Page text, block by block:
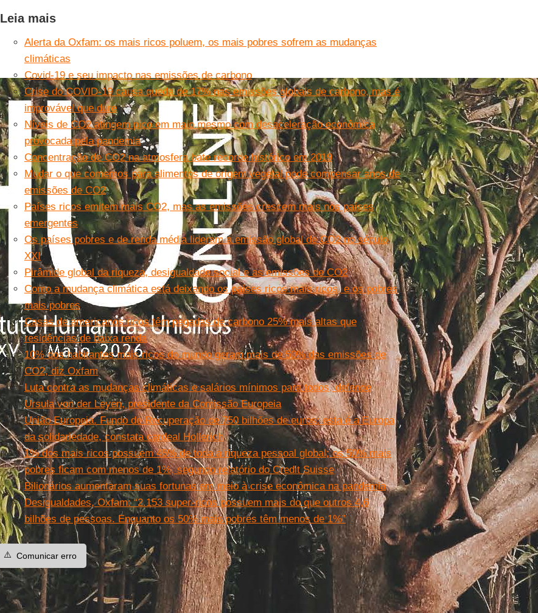
Leia mais
Alerta da Oxfam: os mais ricos poluem, os mais pobres sofrem as mudanças
climáticas
Covid-19 e seu impacto nas emissões de carbono
Crise do COVID-19 causa queda de 17% nas emissões globais de carbono, mas é
improvável que dure
Níveis de CO2 atingem pico em maio mesmo com desaceleração econômica
provocada pela pandemia
Concentração de CO2 na atmosfera bate recorde histórico em 2019
Mudar o que comemos para alimentos de origem vegetal pode compensar anos de
emissões de CO2
Países ricos emitem mais CO2, mas as emissões crescem mais nos países
emergentes
Os países pobres e de renda média lideram a emissão global de CO2 no século
XXI
Pirâmide global da riqueza, desigualdade social e as emissões de CO2
Como a mudança climática está deixando os países ricos mais ricos, e os pobres
mais pobres
Casas de americanos ricos têm pegadas de carbono 25% mais altas que
residências de baixa renda
10% dos habitantes mais ricos do mundo geram mais de 50% das emissões de
CO2, diz Oxfam
Luta contra as mudanças climáticas e salários mínimos para todos, defende
Ursula von der Leyen, presidente da Comissão Europeia
União Europeia. Fundo de Recuperação de 750 bilhões de euros: esta é a Europa
da solidariedade, constata cardeal Hollerich
1% dos mais ricos possuem 45% de toda a riqueza pessoal global; os 50% mais
pobres ficam com menos de 1%, segundo relatório do Credit Suisse
Bilionários aumentaram suas fortunas em meio à crise econômica na pandemia
Desigualdades, Oxfam: “2.153 super-ricos possuem mais do que outros 4,6
bilhões de pessoas. Enquanto os 50% mais pobres têm menos de 1%”
⚠️ Comunicar erro